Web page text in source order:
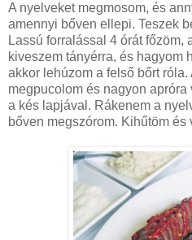
A nyelveket megmosom, és
amennyi bőven ellepi. Teszek
Lassú forralással 4 órát főzöm,
kiveszem tányérra, és hagyom
akkor lehúzom a felső bőrt róla.
megpucolom és nagyon
a kés lapjával. Rákenem a
bőven megszórom. Kihűtöm